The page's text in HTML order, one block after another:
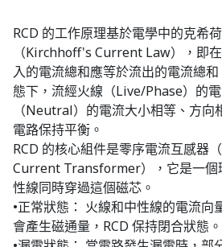
RCD 的工作原理基於電學中的克希
（Kirchhoff's Current Law），即
入的電流總和應等於流出的電流總
態下，流經火線（Live/Phase）的
（Neutral）的電流大小相等、方向
電路保持平衡。
RCD 的核心組件是零序電流互感器
Current Transformer），它是一個
性線同時穿過這個磁芯。
•正常狀態： 火線和中性線的電流向
會產生磁通量，RCD 保持閉合狀態。